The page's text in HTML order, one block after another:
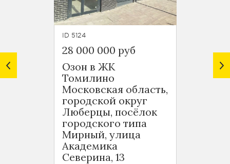
ID 5124
28 000 000 руб
Озон в ЖК
Томилино
Московская область,
городской округ
Люберцы, посёлок
городского типа
Мирный, улица
Академика
Северина, 13
237